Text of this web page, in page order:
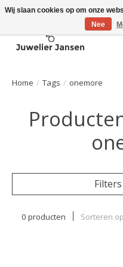
Home / Tags / onemore
0 producten Sorteren op
Wij slaan cookies op om onze
Nee